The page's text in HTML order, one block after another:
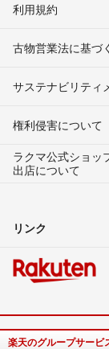
利用規約
古物営業法に基づ
サステナビリティ
権利侵害について
ラクマ公式ショッ
出店について
リンク
楽天のグループサービ